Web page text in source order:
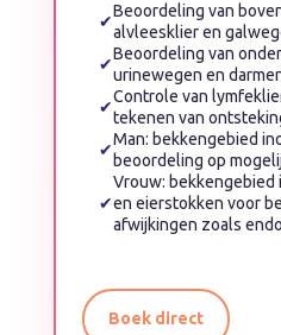
✔Beoordeling van
alvleesklier en
✔Beoordeling van
urinewegen en
✔Controle van
tekenen van
✔Man: bekkengebied
beoordeling op
✔
Vrouw: bekkengebied
en eierstokken voor
afwijkingen zoals
Boek direct